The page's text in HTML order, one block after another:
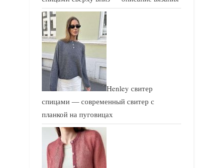
Henley свитер
спицами — современный свитер с
планкой на пуговицах